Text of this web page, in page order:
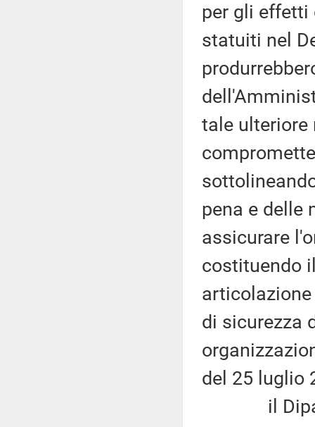
per gli effetti
statuiti nel
tale ulteriore
pena e delle
assicurare
costituendo
di sicurezza
del 25 luglio
il